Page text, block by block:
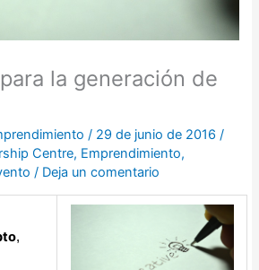
la generación de
/ 29 de junio de 2016/
Centre, Emprendimiento,
/ Deja un comentario
,